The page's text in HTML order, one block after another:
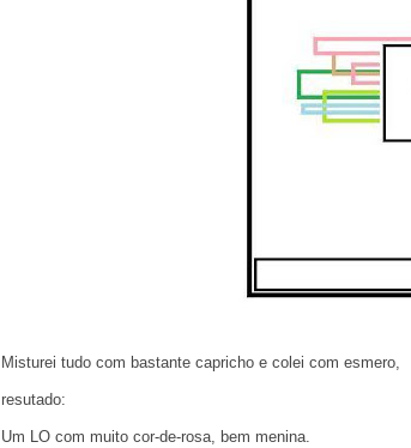
Misturei tudo com bastante capricho e colei com esmero,
resutado:
Um LO com muito cor-de-rosa, bem menina.